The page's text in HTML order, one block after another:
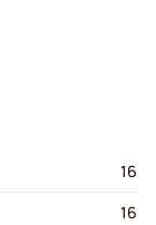
16
16